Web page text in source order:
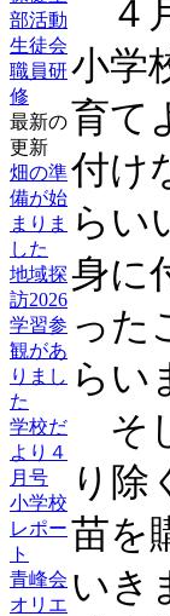
部活動
生徒会
職員研
修
最新の
更新
畑の準
備が始
まりま
した
地域探
訪2026
学習参
観があ
りまし
た
学校だ
より４
月号
小学校
レポー
ト
青峰会
オリエ
４
小学
育て
付け
らい
身に
った
らい
そ
り除
苗を
いき